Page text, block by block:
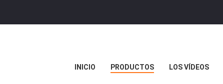
INICIO PRODUCTOS LOS VÍDEOS